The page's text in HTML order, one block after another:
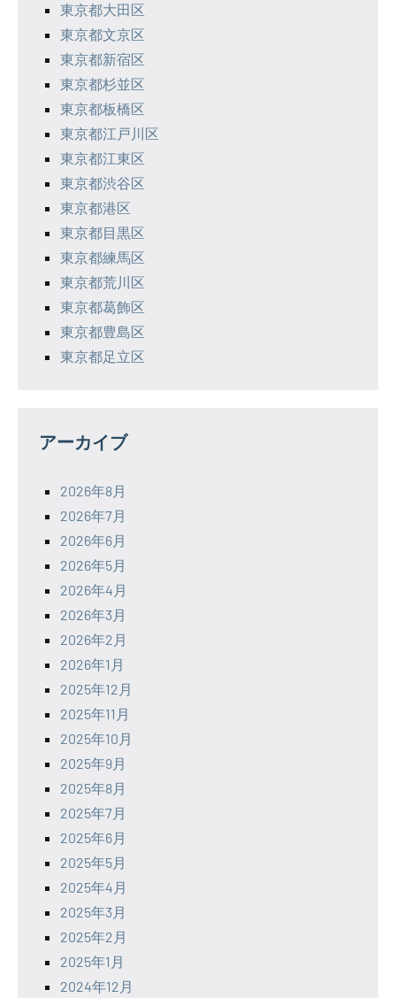
東京都大田区
東京都文京区
東京都新宿区
東京都杉並区
東京都板橋区
東京都江戸川区
東京都江東区
東京都渋谷区
東京都港区
東京都目黒区
東京都練馬区
東京都荒川区
東京都葛飾区
東京都豊島区
東京都足立区
アーカイブ
2026年8月
2026年7月
2026年6月
2026年5月
2026年4月
2026年3月
2026年2月
2026年1月
2025年12月
2025年11月
2025年10月
2025年9月
2025年8月
2025年7月
2025年6月
2025年5月
2025年4月
2025年3月
2025年2月
2025年1月
2024年12月